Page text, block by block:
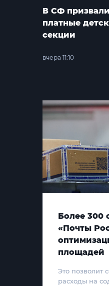
В СФ
платные
секции
вчера 11:10
Более 300
«Почты
площадей
Это позволит
расходы на